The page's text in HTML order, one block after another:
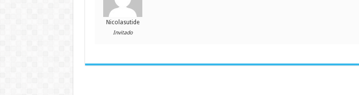
Nicolasutide
Invitado